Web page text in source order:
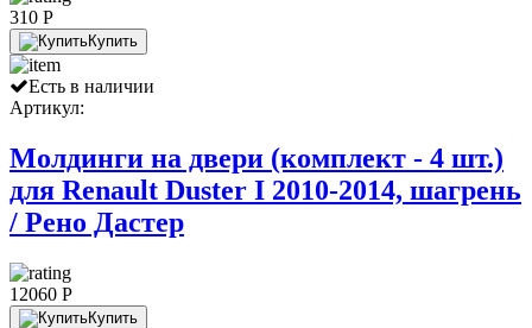
310 P
Купить
Есть в наличии
Артикул:
Молдинги на двери (комплект - 4 шт.)
для Renault Duster I 2010-2014, шагрень
/ Рено Дастер
12060 P
Купить